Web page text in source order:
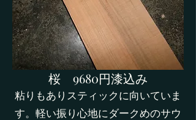
​桜 9680円漆込み
粘りもありスティックに向いていま
す。軽い振り心地にダークめのサウ